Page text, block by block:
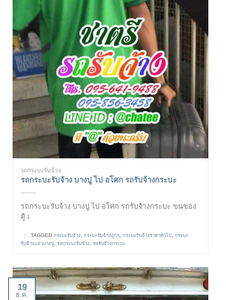
รถกระบะรับจ้าง
รถกระบะรับจ้าง บางปู ไป อโศก รถรับจ้างกระบะ
รถกระบะรับจ้าง บางปู ไป อโศก รถรับจ้างกระบะ ขนของ
ตู้ เ
TAGGED กระบะรับจ้าง, กระบะรับจ้างถูกๆ, กระบะรับจ้างราคาทั่วไป, กระบะ
รับจ้างแถวบางปู, รถกระบะรับจ้าง, รถรับจ้างกระบะ
19
ธ.ค.